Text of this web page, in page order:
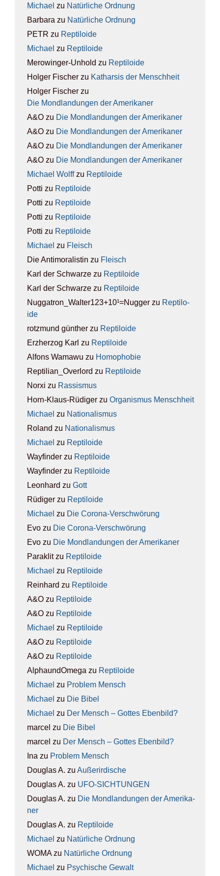
Michael zu Natür­li­che Ord­nung
Barbara zu Natür­li­che Ord­nung
PETR zu Rep­ti­lo­ide
Michael zu Rep­ti­lo­ide
Merowinger-Unhold zu Rep­ti­lo­ide
Holger Fischer zu Kathar­sis der Mensch­heit
Holger Fischer zu
Die Mond­lan­dun­gen der Ame­ri­ka­ner
A&O zu Die Mond­lan­dun­gen der Ame­ri­ka­ner
A&O zu Die Mond­lan­dun­gen der Ame­ri­ka­ner
A&O zu Die Mond­lan­dun­gen der Ame­ri­ka­ner
A&O zu Die Mond­lan­dun­gen der Ame­ri­ka­ner
Michael Wolffzu Rep­ti­lo­ide
Potti zu Rep­ti­lo­ide
Potti zu Rep­ti­lo­ide
Potti zu Rep­ti­lo­ide
Potti zu Rep­ti­lo­ide
Michael zu Fleisch
Die Antimoralistin zu Fleisch
Karl der Schwarze zu Rep­ti­lo­ide
Karl der Schwarze zu Rep­ti­lo­ide
Nuggatron_Walter123+10¹=Nugger zu Rep­ti­lo­
ide
rotzmund günther zu Rep­ti­lo­ide
Erzherzog Karl zu Rep­ti­lo­ide
Alfons Wamawu zu Homo­pho­bie
Reptilian_Overlord zu Rep­ti­lo­ide
Norxi zu Ras­sis­mus
Horn-Klaus-Rüdiger zu Orga­nis­mus Mensch­heit
Michael zu Natio­na­lis­mus
Roland zu Natio­na­lis­mus
Michael zu Rep­ti­lo­ide
Wayfinder zu Rep­ti­lo­ide
Wayfinder zu Rep­ti­lo­ide
Leonhard zu Gott
Rüdiger zu Rep­ti­lo­ide
Michael zu Die Coro­na-Ver­schwö­rung
Evo zu Die Coro­na-Ver­schwö­rung
Evo zu Die Mond­lan­dun­gen der Ame­ri­ka­ner
Paraklitzu Rep­ti­lo­ide
Michael zu Rep­ti­lo­ide
Reinhard zu Rep­ti­lo­ide
A&O zu Rep­ti­lo­ide
A&O zu Rep­ti­lo­ide
Michael zu Rep­ti­lo­ide
A&O zu Rep­ti­lo­ide
A&O zu Rep­ti­lo­ide
AlphaundOmega zu Rep­ti­lo­ide
Michael zu Pro­blem Mensch
Michael zu Die Bibel
Michael zu Der Mensch – Got­tes Eben­bild?
marcel zu Die Bibel
marcel zu Der Mensch – Got­tes Eben­bild?
Ina zu Pro­blem Mensch
Douglas A. zu Außer­ir­di­sche
Douglas A. zu UFO-SICH­TUN­GEN
Douglas A. zu Die Mond­lan­dun­gen der Ame­ri­ka­
ner
Douglas A. zu Rep­ti­lo­ide
Michael zu Natür­li­che Ord­nung
WOMAzu Natür­li­che Ord­nung
Michael zu Psy­chi­sche Gewalt